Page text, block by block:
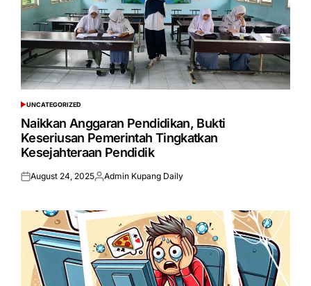
POSTED
IN
UNCATEGORIZED
Naikkan Anggaran Pendidikan, Bukti
Keseriusan Pemerintah Tingkatkan
Kesejahteraan Pendidik
Posted
August 24, 2025Posted
Admin Kupang Daily